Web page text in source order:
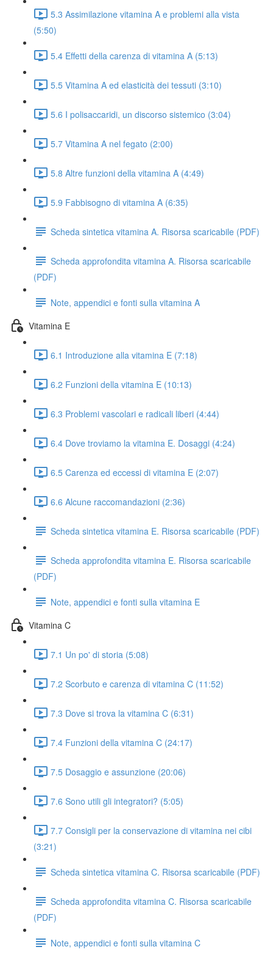
5.3 Assimilazione vitamina A e problemi alla vista
(5:50)
5.4 Effetti della carenza di vitamina A (5:13)
5.5 Vitamina A ed elasticità dei tessuti (3:10)
5.6 I polisaccaridi, un discorso sistemico (3:04)
5.7 Vitamina A nel fegato (2:00)
5.8 Altre funzioni della vitamina A (4:49)
5.9 Fabbisogno di vitamina A (6:35)
Scheda sintetica vitamina A. Risorsa scaricabile (PDF)
Scheda approfondita vitamina A. Risorsa scaricabile
(PDF)
Note, appendici e fonti sulla vitamina A
Vitamina E
6.1 Introduzione alla vitamina E (7:18)
6.2 Funzioni della vitamina E (10:13)
6.3 Problemi vascolari e radicali liberi (4:44)
6.4 Dove troviamo la vitamina E. Dosaggi (4:24)
6.5 Carenza ed eccessi di vitamina E (2:07)
6.6 Alcune raccomandazioni (2:36)
Scheda sintetica vitamina E. Risorsa scaricabile (PDF)
Scheda approfondita vitamina E. Risorsa scaricabile
(PDF)
Note, appendici e fonti sulla vitamina E
Vitamina C
7.1 Un po' di storia (5:08)
7.2 Scorbuto e carenza di vitamina C (11:52)
7.3 Dove si trova la vitamina C (6:31)
7.4 Funzioni della vitamina C (24:17)
7.5 Dosaggio e assunzione (20:06)
7.6 Sono utili gli integratori? (5:05)
7.7 Consigli per la conservazione di vitamina nei cibi
(3:21)
Scheda sintetica vitamina C. Risorsa scaricabile (PDF)
Scheda approfondita vitamina C. Risorsa scaricabile
(PDF)
Note, appendici e fonti sulla vitamina C